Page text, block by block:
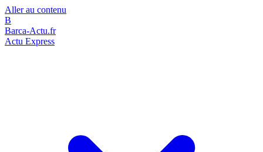
Aller au contenu
B
Barca-Actu.fr
Actu Express